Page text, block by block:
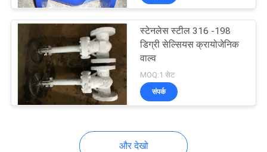
स्टेनलेस स्टील 316 -198
डिग्री सेल्सियस क्रायोजेनिक
वाल्व
MOQ:1 सेट
संपर्क
और देखो